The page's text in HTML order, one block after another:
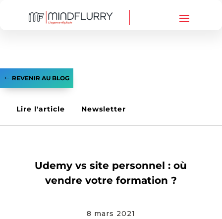
REVENIR AU BLOG
Lire l'article Newsletter
Udemy vs site personnel : où
vendre votre formation ?
8 mars 2021